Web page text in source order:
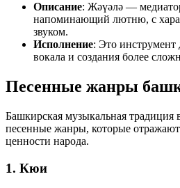
Описание: Жәүәлә —
напоминающий лютню, с
звуком.
Исполнение: Это инструмент
вокала и создания более
Песенные жанры
Башкирская музыкальная традиция
песенные жанры, которые
ценности народа.
1. Кюи